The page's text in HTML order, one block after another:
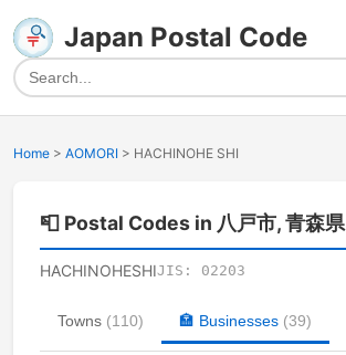
Japan Postal Code
Home > AOMORI > HACHINOHE SHI
📮 Postal Codes in 八戸市, 青森県
HACHINOHESHIJIS: 02203
Towns (110) 🏣 Businesses (39)